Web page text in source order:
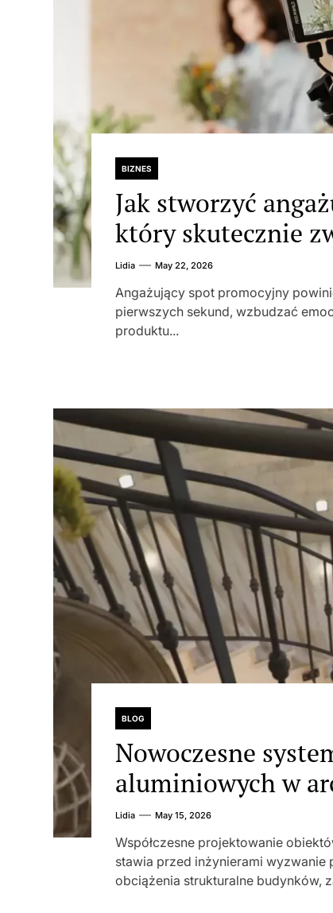
BIZNES
Jak stworzyć
który skutecznie
Lidia May 22, 2026
Angażujący spot promocyjny
pierwszych sekund, wzbudzać
produktu...
BLOG
Nowoczesne
aluminiowych w
Lidia May 15, 2026
Współczesne projektowanie
stawia przed inżynierami wyzwanie
obciążenia strukturalne budynków,